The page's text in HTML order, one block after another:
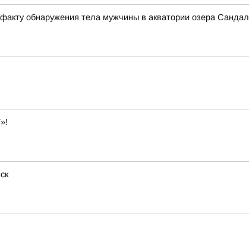
обнаружения тела мужчины в акватории озера Сандал